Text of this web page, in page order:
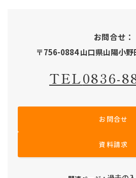
お問合せ：
〒756-0884 山口県山陽小
TEL0836-
お問合せ
資料請求